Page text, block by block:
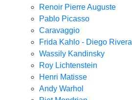
Renoir Pierre Auguste
Pablo Picasso
Caravaggio
Frida Kahlo - Diego Rivera
Wassily Kandinsky
Roy Lichtenstein
Henri Matisse
Andy Warhol